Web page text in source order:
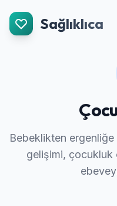
İçeriğe Git
Sağlıklıca
Bebeklikten
gelişimi, çocukluk